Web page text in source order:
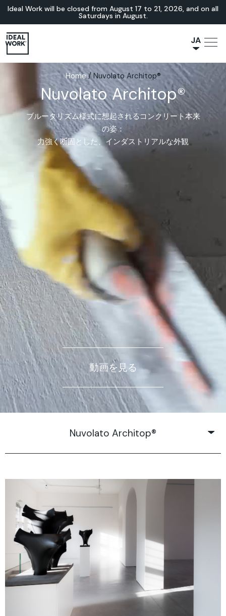
Ideal Work will be closed from August 17 to 21, 2026, and on all
Saturdays in August.
JA
FR
ES
EN
動画を見る
Home/Nuvolato Architop®
Nuvolato Architop®
ブルータリズム様式に想起されるコンクリート本来
の姿：
力強く断固とした、インダストリアルな外観
Nuvolato Architop®
施工事例
特徴
施工方法
FAQ
ダウンロード